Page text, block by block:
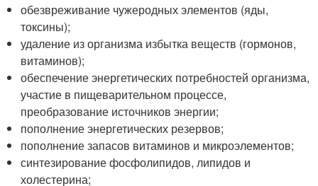
обезвреживание чужеродных элементов (яды,
токсины);
удаление из организма избытка веществ (гормонов,
витаминов);
обеспечение энергетических потребностей организма,
участие в пищеварительном процессе,
преобразование источников энергии;
пополнение энергетических резервов;
пополнение запасов витаминов и микроэлементов;
синтезирование фосфолипидов, липидов и
холестерина;